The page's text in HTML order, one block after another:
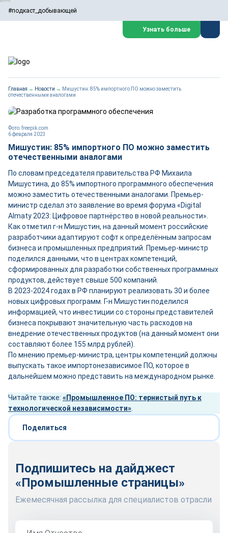
#подкаст_добывающей
Узнать больше
Главная → Новости → Мишустин: 85% импортного ПО можно заместить
отечественными аналогами
6 февраля 2023
Фото: freepik.com
Мишустин: 85% импортного ПО можно заместить
отечественными аналогами
По словам председателя правительства РФ Михаила
Мишустина, до 85% импортного программного обеспечения
можно заместить отечественными аналогами. Премьер-
министр сделал это заявление во время форума «Digital
Almaty 2023: Цифровое партнёрство в новой реальности».
Как отметил г-н Мишустин, на данный момент российские
разработчики адаптируют софт к определённым запросам
бизнеса и промышленных предприятий. Премьер-министр
поделился данными, что в центрах компетенций,
сформированных для разработки собственных программных
продуктов, действует свыше 500 компаний.
В 2023-2024 годах в РФ планируют реализовать 30 и более
новых цифровых программ. Г-н Мишустин поделился
информацией, что инвестиции со стороны представителей
бизнеса покрывают значительную часть расходов на
внедрение отечественных продуктов (на данный момент они
составляют более 155 млрд рублей).
По мнению премьер-министра, центры компетенций должны
выпускать такое импортонезависимое ПО, которое в
дальнейшем можно представить на международном рынке.
Читайте также: «Промышленное ПО: тернистый путь к
технологической независимости»
Поделиться
Подпишитесь на дайджест
«Промышленные страницы»
Ежемесячная рассылка для специалистов отрасли